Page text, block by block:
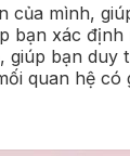
của mình,
bạn xác
bạn
quan hệ